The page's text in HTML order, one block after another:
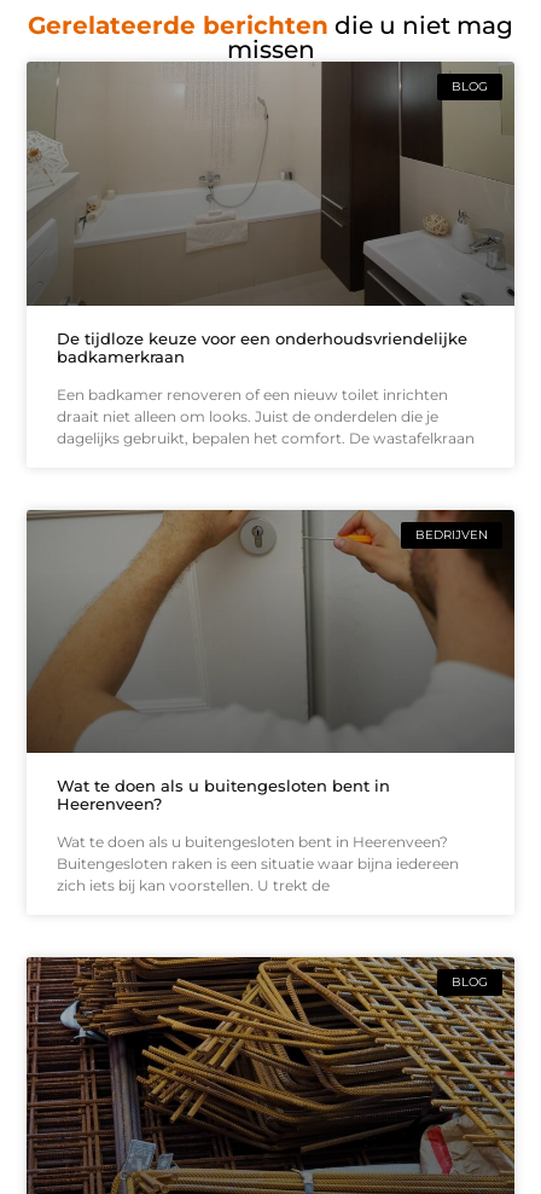
Gerelateerde berichten die u niet mag
missen
BLOG
De tijdloze keuze voor een onderhoudsvriendelijke
badkamerkraan
Een badkamer renoveren of een nieuw toilet inrichten
draait niet alleen om looks. Juist de onderdelen die je
dagelijks gebruikt, bepalen het comfort. De wastafelkraan
BEDRIJVEN
Wat te doen als u buitengesloten bent in
Heerenveen?
Wat te doen als u buitengesloten bent in Heerenveen?
Buitengesloten raken is een situatie waar bijna iedereen
zich iets bij kan voorstellen. U trekt de
BLOG